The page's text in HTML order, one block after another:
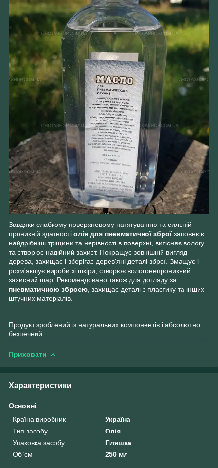
Завдяки слабкому поверхневому натягуванню та сильній
проникній здатності олія для пневматичної зброїзаповнює
найдрібніші тріщини та нерівності в поверхні, витісняє вологу
та створює надійний захист. Покращує зовнішній вигляд
дерева, захищає і зберігає дерев'яні деталі зброї. Змащує і
розм'якшує вироби зі шкіри, створює вологонепроникний
захисний шар. Рекомендовано також для догляду за
пневматичною зброєю , захищає деталі з пластику та інших
штучних матеріалів.
Продукт зроблений із натуральних компонентів і абсолютно
безпечний.
Приховати
Характеристики
Основні
Країна виробник
Україна
Тип засобу
Олія
Упаковка засобу
Пляшка
Об`єм
250 мл